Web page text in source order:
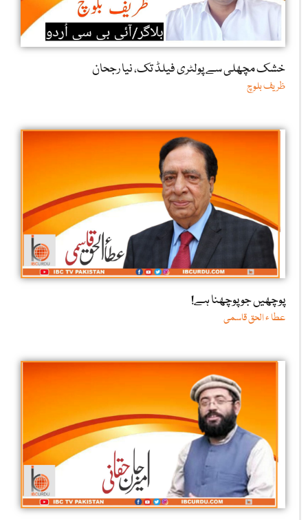
خشک مچھلی سے پولٹری فیلڈ تک، نیا رجحان
ظریف بلوچ
پوچھیں جو پوچھنا ہے!
عطا ء الحق قاسمی